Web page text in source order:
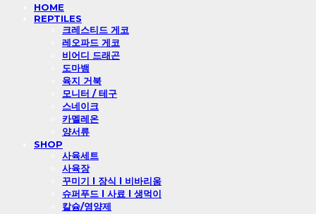
HOME
REPTILES
크레스티드 게코
레오파드 게코
비어디 드래곤
도마뱀
육지 거북
모니터 / 테구
스네이크
카멜레온
양서류
SHOP
사육세트
사육장
꾸미기 l 장식 l 비바리움
슈퍼푸드 l 사료 l 생먹이
칼슘/영양제